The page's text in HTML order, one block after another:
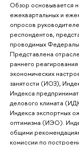
Обзор основывается
ежеквартальных и
опросов
респондентов,
проводимых
Представлена
раннего реагирования
экономических
занятости (ИОЗ),
Индекса
делового климата
Индекса экспортных
оптимизма (ИЭО).
общими
комиссии по